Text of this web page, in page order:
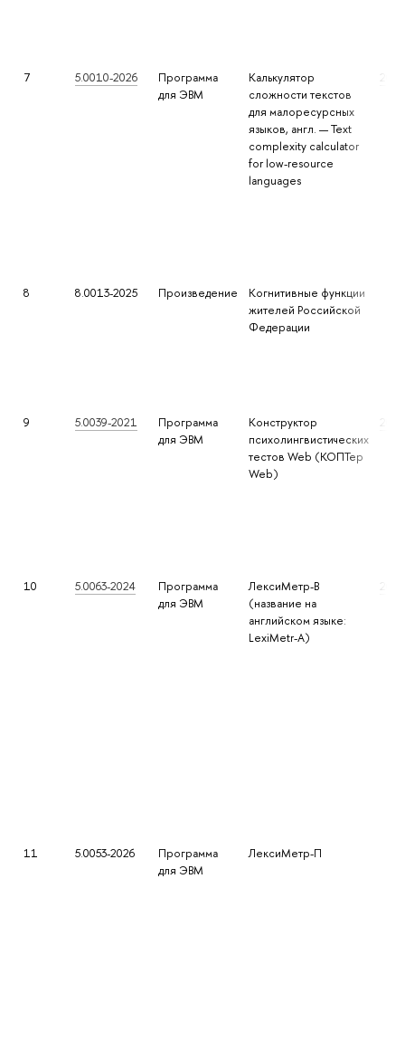
7 5.0010-2026
Программа
для ЭВМ
Калькулятор
сложности текстов
для малоресурсных
языков, англ. — Text
complexity calculator
for low-resource
languages
8 8.0013-2025 Произведение
Когнитивные функции
жителей Российской
Федерации
9 5.0039-2021
Программа
для ЭВМ
Конструктор
психолингвистических
тестов Web (КОПТер
Web)
10 5.0063-2024
Программа
для ЭВМ
ЛексиМетр-В
(название на
английском языке:
LexiMetr-A)
11 5.0053-2026
Программа
для ЭВМ
ЛексиМетр-П